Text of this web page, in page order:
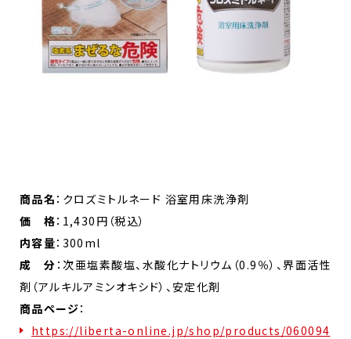
商品名 ：クロズミトルネード 浴室用床洗浄剤
価 格：1,430円（税込）
内容量：300ml
成 分 ：次亜塩素酸塩、水酸化ナトリウム（0.9％）、界面活性
剤（アルキルアミンオキシド）、安定化剤
商品ページ：
https://liberta-online.jp/shop/products/060094